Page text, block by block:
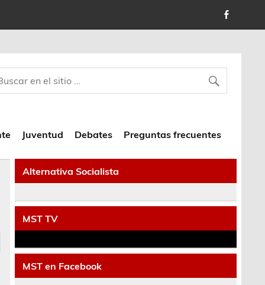
Juventud Debates Preguntas frecuentes
Alternativa Socialista
MST TV
MST en Facebook